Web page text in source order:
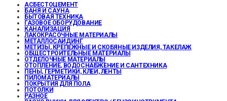
АСБЕСТОЦЕМЕНТ
БАНЯ И САУНА
БЫТОВАЯ ТЕХНИКА
ГАЗОВОЕ ОБОРУДОВАНИЕ
КАНАЛИЗАЦИЯ
ЛАКОКРАСОЧНЫЕ МАТЕРИАЛЫ
МЕТАЛЛОСАЙДИНГ
МЕТИЗЫ, КРЕПЕЖНЫЕ И СКОБЯНЫЕ ИЗДЕЛИЯ, ТАКЕЛАЖ
ОБЩЕСТРОИТЕЛЬНЫЕ МАТЕРИАЛЫ
ОТДЕЛОЧНЫЕ МАТЕРИАЛЫ
ОТОПЛЕНИЕ, ВОДОСНАБЖЕНИЕ И САНТЕХНИКА
ПЕНЫ, ГЕРМЕТИКИ, КЛЕИ, ЛЕНТЫ
ПИЛОМАТЕРИАЛЫ
ПОКРЫТИЯ ДЛЯ ПОЛА
ПОТОЛКИ
РАЗНОЕ